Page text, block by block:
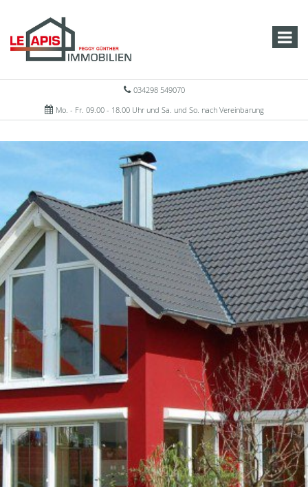
034298 549070
Mo. - Fr. 09.00 - 18.00 Uhr und Sa. und So. nach Vereinbarung